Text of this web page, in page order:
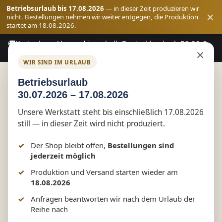
Zum Hauptinhalt springen
Betriebsurlaub bis 17.08.2026 — in dieser Zeit produzieren wir
nicht. Bestellungen nehmen wir weiter entgegen, die Produktion
startet am 18.08.2026.
×
×
WIR SIND IM URLAUB
Betriebsurlaub
30.07.2026 – 17.08.2026
Unsere Werkstatt steht bis einschließlich 17.08.2026
still — in dieser Zeit wird nicht produziert.
Der Shop bleibt offen, Bestellungen sind
jederzeit möglich
Produktion und Versand starten wieder am
18.08.2026
Anfragen beantworten wir nach dem Urlaub der
Reihe nach
🚚Kostenloser Versand innerhalb Deutschlands ab 59,90 €
Bestellwert
Shop reflect+
Jacket | reflect+ by Marketing-
MV